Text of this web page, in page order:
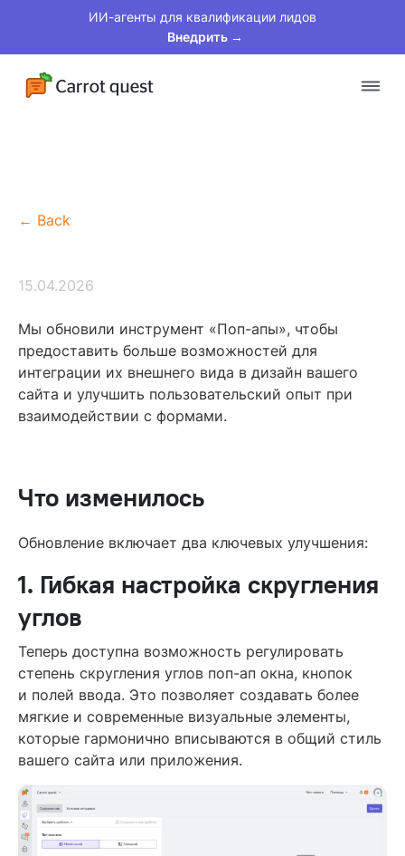
ИИ-агенты для квалификации лидов
Внедрить →
Цены
Материалы
← Back
15.04.2026
Мы обновили инструмент «Поп-апы», чтобы
предоставить больше возможностей для
интеграции их внешнего вида в дизайн вашего
сайта и улучшить пользовательский опыт при
взаимодействии с формами.
Что изменилось
Обновление включает два ключевых улучшения:
1. Гибкая настройка скругления
углов
Теперь доступна возможность регулировать
степень скругления углов поп-ап окна, кнопок
и полей ввода. Это позволяет создавать более
мягкие и современные визуальные элементы,
которые гармонично вписываются в общий стиль
вашего сайта или приложения.